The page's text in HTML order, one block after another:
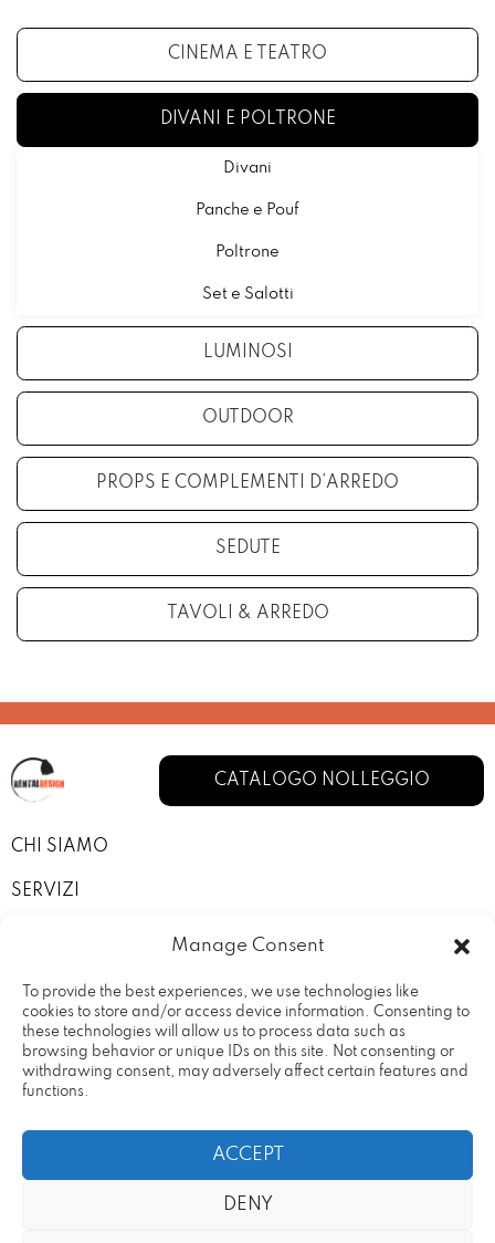
Manage Consent
To provide the best experiences, we use technologies like
cookies to store and/or access device information. Consenting to
these technologies will allow us to process data such as
browsing behavior or unique IDs on this site. Not consenting or
withdrawing consent, may adversely affect certain features and
functions.
ACCEPT
DENY
CINEMA E TEATRO
DIVANI E POLTRONE
Divani
Panche e Pouf
Poltrone
Set e Salotti
LUMINOSI
OUTDOOR
PROPS E COMPLEMENTI D’ARREDO
SEDUTE
TAVOLI & ARREDO
CATALOGO NOLLEGGIO
CHI SIAMO
SERVIZI
I NOSTRI ALLESTIMENTI
CONTATTI
PRIVACY POLICY
TERMINI E CONDIZIONI
20090 – Vimodrone (MI) Partita